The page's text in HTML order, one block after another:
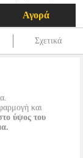
Αγορά
Σχετικά
και
ύψος του